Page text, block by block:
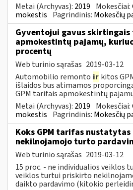
Metai (Archyvas): 2019 Mokesčiai:
mokestis Pagrindinis: Mokesčių
Gyventojui gavus
apmokestintų pajamų,
procentų
Web turinio sąrašas 2019-03-12
Automobilio remonto ir kitos
išlaidos bus atimamos
GPM tarifais apmokestintų
Metai (Archyvas): 2019 Mokesčiai:
mokestis Pagrindinis: Mokesčių
Koks GPM tarifas
nekilnojamojo turto
Web turinio sąrašas 2019-03-12
15 proc. - ne individualios veiklos
veiklos turtui priskirto
daikto pardavimo (kitokio